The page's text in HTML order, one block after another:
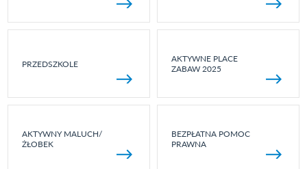
PRZEDSZKOLE
AKTYWNE PLACE
ZABAW 2025
AKTYWNY MALUCH/
ŻŁOBEK
BEZPŁATNA POMOC
PRAWNA